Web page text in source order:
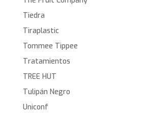
Tiedra
Tiraplastic
Tommee Tippee
Tratamientos
TREE HUT
Tulipán Negro
Uniconf